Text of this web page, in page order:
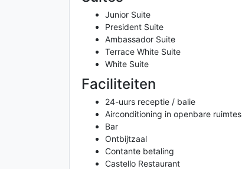
Junior Suite
President Suite
Ambassador Suite
Terrace White Suite
White Suite
Faciliteiten
24-uurs receptie / balie
Airconditioning in openbare ruimtes
Bar
Ontbijtzaal
Contante betaling
Castello Restaurant